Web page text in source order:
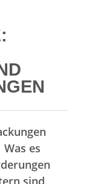
es
sind,